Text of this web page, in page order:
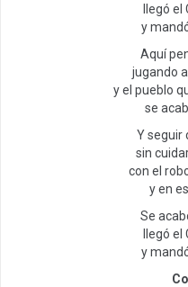
llegó
y
Aquí
jugando
y el pueblo
se
Y seguir
sin
con el
y en
Se
llegó
y